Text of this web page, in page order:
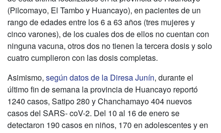
(Pilcomayo, El Tambo y Huancayo), en pacientes de un
rango de edades entre los 6 a 63 años (tres mujeres y
cinco varones), de los cuales dos de ellos no cuentan con
ninguna vacuna, otros dos no tienen la tercera dosis y solo
cuatro cumplieron con las dosis completas.
Asimismo, según datos de la Diresa Junín, durante el
último fin de semana la provincia de Huancayo reportó
1240 casos, Satipo 280 y Chanchamayo 404 nuevos
casos del SARS- coV-2. Del 10 al 16 de enero se
detectaron 190 casos en niños, 170 en adolescentes y en